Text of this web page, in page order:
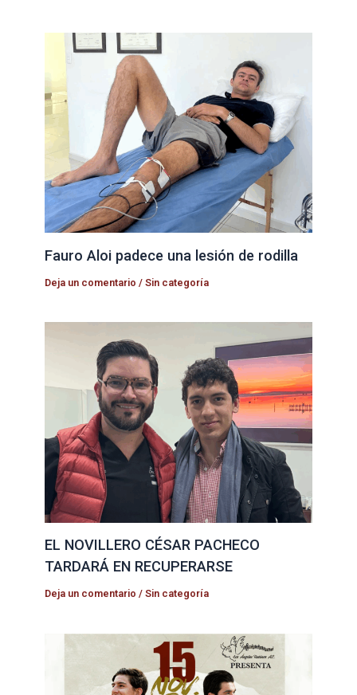
Fauro Aloi padece una lesión de rodilla
Deja un comentario /Sin categoría
EL NOVILLERO CÉSAR PACHECO
TARDARÁ EN RECUPERARSE
Deja un comentario /Sin categoría